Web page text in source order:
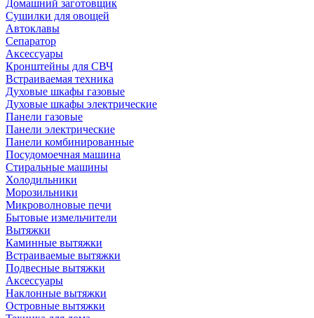
Домашний заготовщик
Сушилки для овощей
Автоклавы
Сепаратор
Аксессуары
Кронштейны для СВЧ
Встраиваемая техника
Духовые шкафы газовые
Духовые шкафы электрические
Панели газовые
Панели электрические
Панели комбинированные
Посудомоечная машина
Стиральные машины
Холодильники
Морозильники
Микроволновые печи
Бытовые измельчители
Вытяжки
Каминные вытяжки
Встраиваемые вытяжки
Подвесные вытяжки
Аксессуары
Наклонные вытяжки
Островные вытяжки